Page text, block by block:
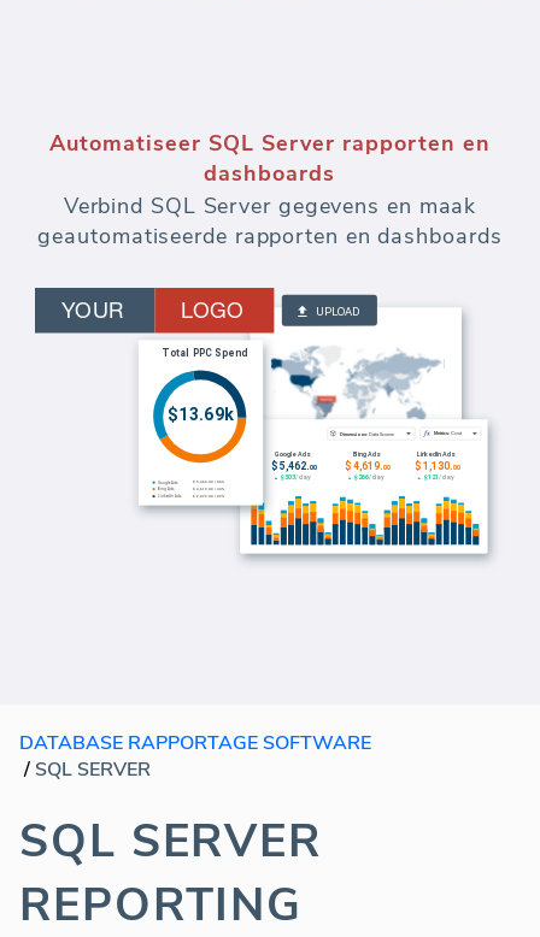
Automatiseer marketingrapporten en
dashboards
Bewaak budgetten en meet de effectiviteit
van elke uitgegeven dollar aan betaalde
advertenties.
DATABASE RAPPORTAGE SOFTWARE
/ SQL SERVER
SQL SERVER
REPORTING